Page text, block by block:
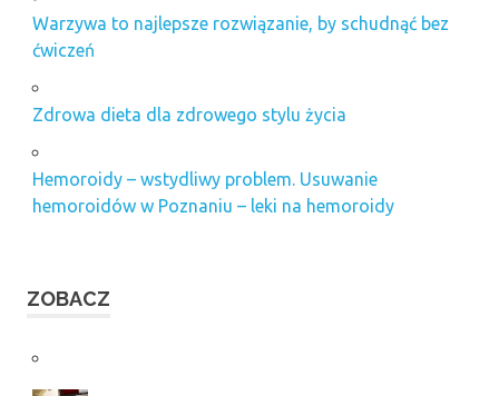
Warzywa to najlepsze rozwiązanie, by schudnąć bez
ćwiczeń
Zdrowa dieta dla zdrowego stylu życia
Hemoroidy – wstydliwy problem. Usuwanie
hemoroidów w Poznaniu – leki na hemoroidy
ZOBACZ